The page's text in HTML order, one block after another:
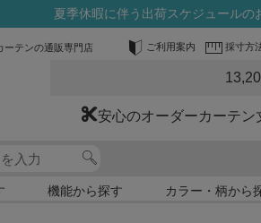
夏季休暇に伴う出荷スケジュールの
テンの通販専門店 ご利用案内 採寸方
安心のオーダーカーテン
機能から探す カラー・柄から